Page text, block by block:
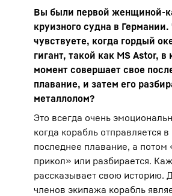
Вы были первой женщиной-
круизного судна в
чувствуете, когда гордый
гигант, такой как MS Astor, в
момент совершает свое
плавание, и затем его
металлолом?
Это всегда очень
когда корабль отправляется в
последнее плавание, а потом
прикол» или разбирается.
рассказывает свою историю.
членов экипажа корабль